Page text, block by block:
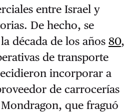
entre Israel y
De hecho, se
década de los años 80,
de transporte
incorporar a
de carrocerías
que fraguó